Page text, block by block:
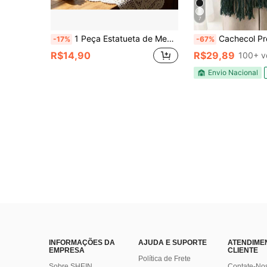
-17% 1 Peça Estatueta de Menina e Gato em Branco Fosco, Estilo Minimalista, Artesanato em Resina, Decoração de Mesa, Presente para Amantes de Gatos, Adequado para Dia dos Namorados, Natal, Cenas de Casa e Escritório. Também Adequado como Presente Surpresa para Amantes de Gatos.
R$14,90
7
-67% Cachecol Preto Unissex com Franjas
R$29,89 100+
Envio Nacional
INFORMAÇÕES DA
EMPRESA
AJUDA E SUPORTE
Política de Frete
CLIENTE